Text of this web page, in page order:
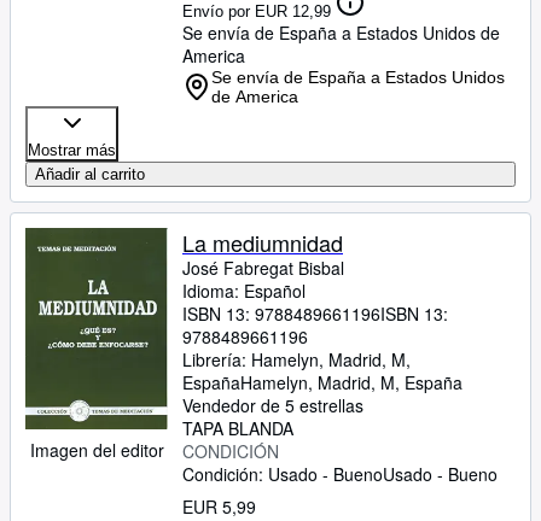
Envío por EUR 12,99
Se envía de España a Estados Unidos de
America
Se envía de España a Estados Unidos
de America
Mostrar más
Añadir al carrito
Imagen del editor
La mediumnidad
José Fabregat Bisbal
Idioma: Español
ISBN 13: 9788489661196ISBN 13:
9788489661196
Librería: Hamelyn, Madrid, M,
EspañaHamelyn, Madrid, M, España
Vendedor de 5 estrellas
TAPA BLANDA
CONDICIÓN
Condición: Usado - BuenoUsado - Bueno
EUR 5,99